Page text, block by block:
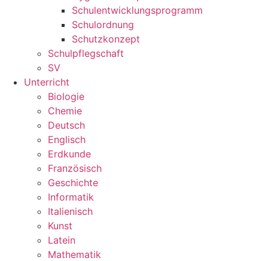
Schulentwicklungsprogramm
Schulordnung
Schutzkonzept
Schulpflegschaft
SV
Unterricht
Biologie
Chemie
Deutsch
Englisch
Erdkunde
Französisch
Geschichte
Informatik
Italienisch
Kunst
Latein
Mathematik